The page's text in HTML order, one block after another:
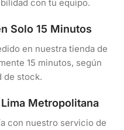
con tu equipo.
Solo 15 Minutos
en nuestra tienda de
15 minutos, según
de stock.
Metropolitana
con nuestro servicio de